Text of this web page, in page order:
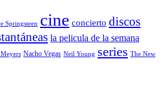
Springsteen cine concierto discos
la pelicula de la semana
Nacho Vegas Neil Young series The New